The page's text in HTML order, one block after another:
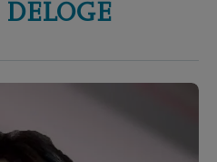
DELOGE